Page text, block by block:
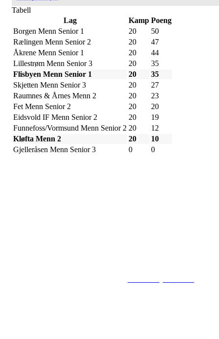
Tabell
Lag
Kamp Poeng
Borgen Menn Senior 1
20
50
Rælingen Menn Senior 2
20
47
Åkrene Menn Senior 1
20
44
Lillestrøm Menn Senior 3
20
35
Flisbyen Menn Senior 1
20
35
Skjetten Menn Senior 3
20
27
Raumnes & Årnes Menn 2
20
23
Fet Menn Senior 2
20
20
Eidsvold IF Menn Senior 2
20
19
Funnefoss/Vormsund Menn Senior 2 20
12
Kløfta Menn 2
20
10
Gjelleråsen Menn Senior 3
0 0